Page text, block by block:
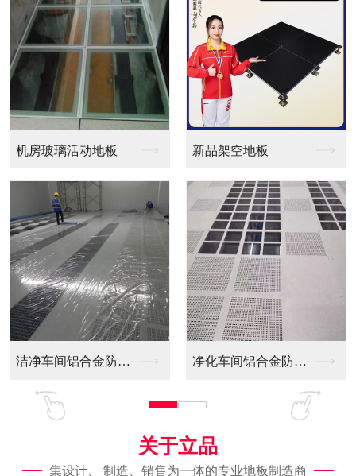
品架空地板
净化车间铝合金防静电...
同质透心PVC防静电... 木
全铝防静电地板 机
关于立品
集设计、 制造、销售为一体的专业地板制造商